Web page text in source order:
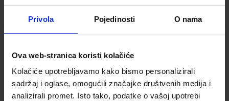
Privola Pojedinosti O nama
Ova web-stranica koristi kolačiće
Kolačiće upotrebljavamo kako bismo personalizirali
sadržaj i oglase, omogućili značajke društvenih medija i
analizirali promet. Isto tako, podatke o vašoj upotrebi
Kupci najčešće biraju..
Omot PVC za školske
udžbenike; dimenzije
413x287; tip 239